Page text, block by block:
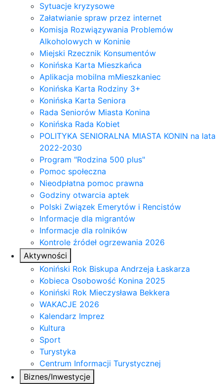
Sytuacje kryzysowe
Załatwianie spraw przez internet
Komisja Rozwiązywania Problemów
Alkoholowych w Koninie
Miejski Rzecznik Konsumentów
Konińska Karta Mieszkańca
Aplikacja mobilna mMieszkaniec
Konińska Karta Rodziny 3+
Konińska Karta Seniora
Rada Seniorów Miasta Konina
Konińska Rada Kobiet
POLITYKA SENIORALNA MIASTA KONIN na lata
2022-2030
Program "Rodzina 500 plus"
Pomoc społeczna
Nieodpłatna pomoc prawna
Godziny otwarcia aptek
Polski Związek Emerytów i Rencistów
Informacje dla migrantów
Informacje dla rolników
Kontrole źródeł ogrzewania 2026
Aktywności
Koniński Rok Biskupa Andrzeja Łaskarza
Kobieca Osobowość Konina 2025
Koniński Rok Mieczysława Bekkera
WAKACJE 2026
Kalendarz Imprez
Kultura
Sport
Turystyka
Centrum Informacji Turystycznej
Biznes/Inwestycje